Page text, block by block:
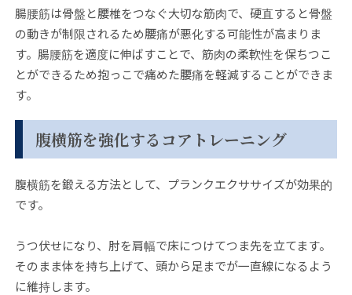
腸腰筋は骨盤と腰椎をつなぐ大切な筋肉で、硬直すると骨盤
の動きが制限されるため腰痛が悪化する可能性が高まりま
す。腸腰筋を適度に伸ばすことで、筋肉の柔軟性を保ちつこ
とができるため抱っこで痛めた腰痛を軽減することができま
す。
腹横筋を強化するコアトレーニング
腹横筋を鍛える方法として、プランクエクササイズが効果的
です。
うつ伏せになり、肘を肩幅で床につけてつま先を立てます。
そのまま体を持ち上げて、頭から足までが一直線になるよう
に維持します。